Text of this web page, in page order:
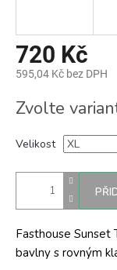
720 Kč
595,04 Kč bez DPH
cena:
Zvolte
Velikost
Fasthouse Sunset
bavlny s rovným